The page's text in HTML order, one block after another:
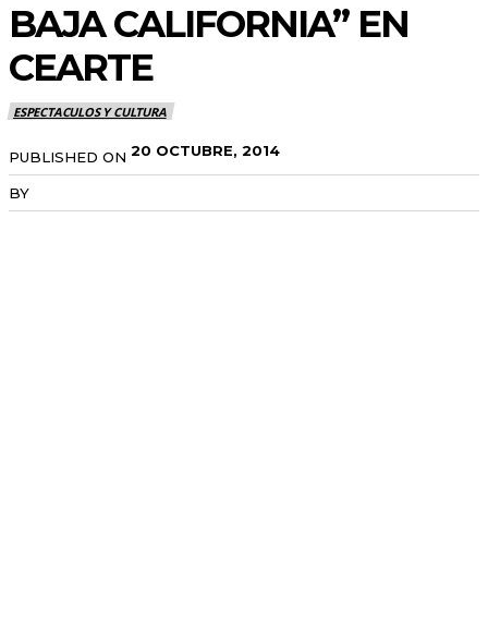
BAJA CALIFORNIA” EN
CEARTE
ESPECTACULOS Y CULTURA
PUBLISHED ON 20 OCTUBRE, 2014
BY